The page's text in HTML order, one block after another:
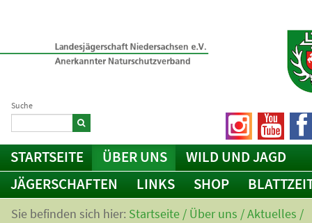
Suche
STARTSEITE ÜBER UNS
WILD UND JAGD
JÄGERSCHAFTEN
LINKS SHOP
Sie befinden sich hier: Startseite / Über uns /Aktuelles /